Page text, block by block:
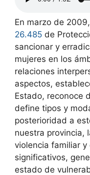
En marzo de
26.485 de
sancionar y
mujeres en los
relaciones
aspectos,
Estado, reconoce
define tipos y
posterioridad a
nuestra provincia,
violencia familiar
significativos,
estado de